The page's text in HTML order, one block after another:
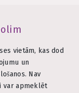
vietām, kas dod
un
Nav
var apmeklēt